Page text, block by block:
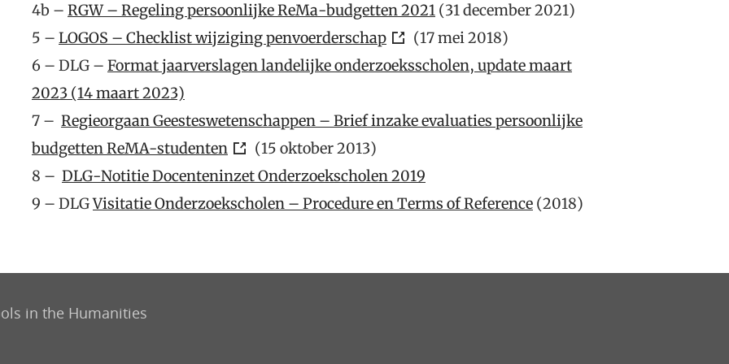
4b – RGW – Regeling persoonlijke ReMa-budgetten 2021 (31 december 2021)
5 – LOGOS – Checklist wijziging penvoerderschap
(17 mei 2018)
6 – DLG – Format jaarverslagen landelijke onderzoeksscholen, update maart
2023 (14 maart 2023)
7 – Regieorgaan Geesteswetenschappen – Brief inzake evaluaties persoonlijke
budgetten ReMA-studenten
(15 oktober 2013)
8 – DLG-Notitie Docenteninzet Onderzoekscholen 2019
9 – DLGVisitatie Onderzoekscholen – Procedure en Terms of Reference (2018)
in the Humanities